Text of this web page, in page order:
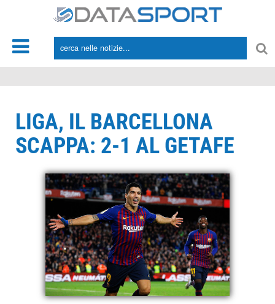
LIGA, IL BARCELLONA
SCAPPA: 2-1 AL GETAFE